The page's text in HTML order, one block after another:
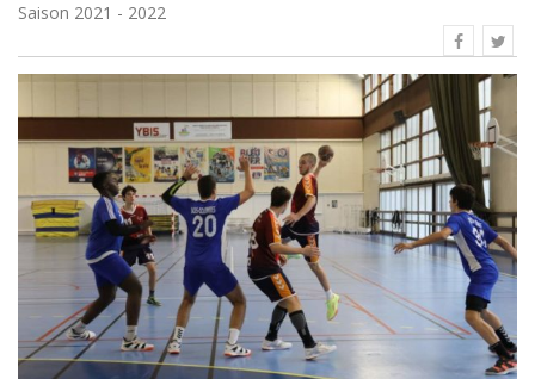
Saison 2021 - 2022